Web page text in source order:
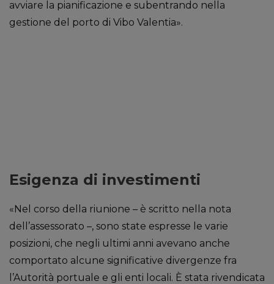
avviare la pianificazione e subentrando nella
gestione del porto di Vibo Valentia».
Esigenza di investimenti
«Nel corso della riunione – è scritto nella nota
dell’assessorato –, sono state espresse le varie
posizioni, che negli ultimi anni avevano anche
comportato alcune significative divergenze fra
l’Autorità portuale e gli enti locali. È stata rivendicata